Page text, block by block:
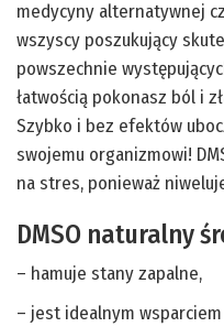
medycyny alternatywnej
wszyscy poszukujący
powszechnie
łatwością pokonasz ból i
Szybko i bez efektów
swojemu organizmowi!
na stres, ponieważ
DMSO naturalny
– hamuje stany zapalne,
– jest idealnym